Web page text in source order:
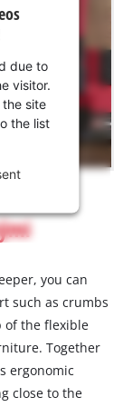
due to
visitor.
site
the list
you can
such as crumbs
of the flexible
Together
ergonomic
close to the